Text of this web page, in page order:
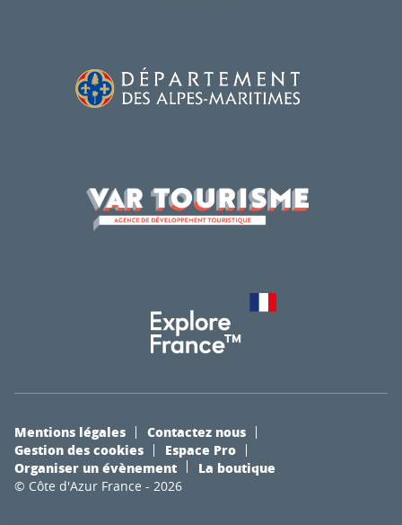
© Côte d'Azur France - 2026
Mentions légales
Contactez nous
Gestion des cookies
Espace Pro
Organiser un évènement
La boutique